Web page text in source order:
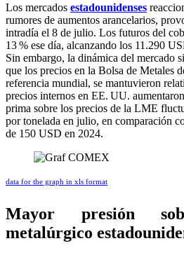
Los mercados estadounidenses
rumores de aumentos arancelarios,
intradía el 8 de julio. Los futuros del
13 % ese día, alcanzando los 11.290
Sin embargo, la dinámica del mercado
que los precios en la Bolsa de Metales
referencia mundial, se mantuvieron
precios internos en EE. UU.
prima sobre los precios de la LME
por tonelada en julio, en comparación
de 150 USD en 2024.
data for the graph in xls format
Mayor presión
metalúrgico